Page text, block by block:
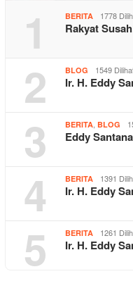
1 BERITA 1778
Rakyat
2 BLOG 1549
Ir. H. Eddy
3 BERITA, BLOG
Eddy
4 BERITA 1391
Ir. H. Eddy
5 BERITA 1261
Ir. H. Eddy